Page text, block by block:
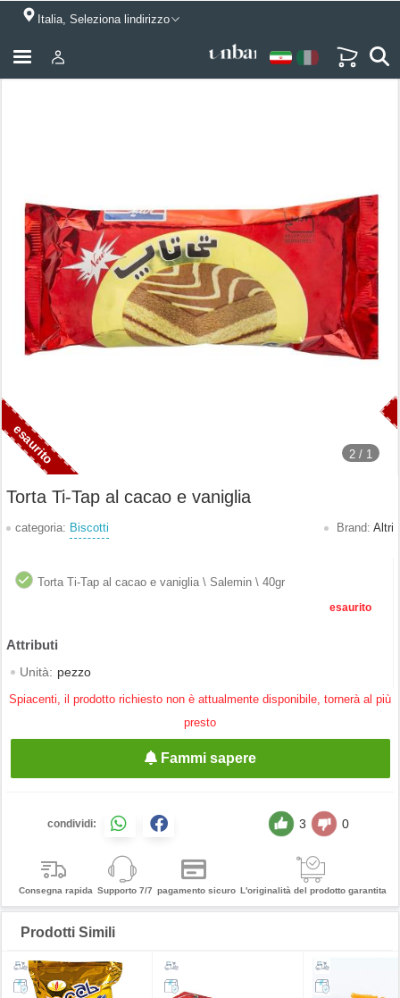
Italia, Seleziona lindirizzo
2 / 1
Torta Ti-Tap al cacao e vaniglia
categoria: Biscotti Brand: Altri
Torta Ti-Tap al cacao e vaniglia \ Salemin \ 40gr
esaurito
Unità: pezzo
Spiacenti, il prodotto richiesto non è attualmente disponibile, tornerà al più
presto
Fammi sapere
condividi: 3 0
Consegna rapida Supporto 7/7 pagamento sicuro L'originalità del prodotto garantita
Prodotti Simili